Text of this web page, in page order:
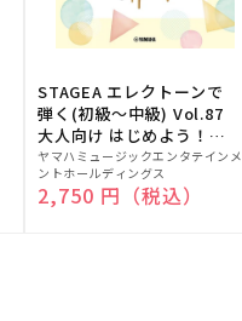
STAGEA エレクトーンで
弾く(初級～中級) Vol.87
大人向け はじめよう！
ELB-02(楽器のトリセツ
付)
販
売
元:
ヤマハミュージックエンタテインメ
ントホールディングス
通常価格
2,750 円（税込）